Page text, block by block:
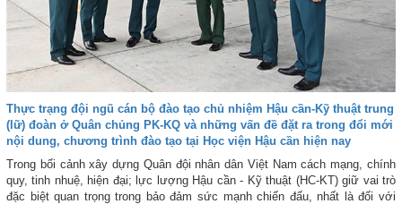
Thực trạng đội ngũ cán bộ đào tạo chủ nhiệm Hậu cần-Kỹ thuật trung
(lữ) đoàn ở Quân chủng PK-KQ và những vấn đề đặt ra trong đổi mới
nội dung, chương trình đào tạo tại Học viện Hậu cần hiện nay
Trong bối cảnh xây dựng Quân đội nhân dân Việt Nam cách mạng, chính
quy, tinh nhuệ, hiện đại; lực lượng Hậu cần - Kỹ thuật (HC-KT) giữ vai trò
đặc biệt quan trọng trong bảo đảm sức mạnh chiến đấu, nhất là đối với